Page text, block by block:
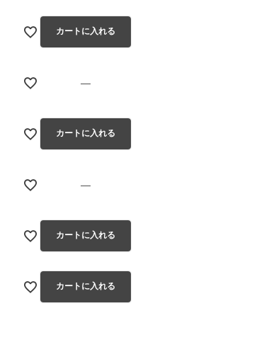
カートに入れる
—
カートに入れる
—
カートに入れる
カートに入れる